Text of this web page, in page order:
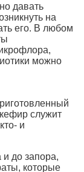
давать
на
его. В любом
можно
служит
и
и до запора,
которые